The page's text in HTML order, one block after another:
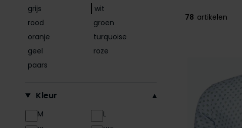
grijs
wit
rood
groen
oranje
turquoise
geel
roze
paars
Kleur
M
L
78 artikelen